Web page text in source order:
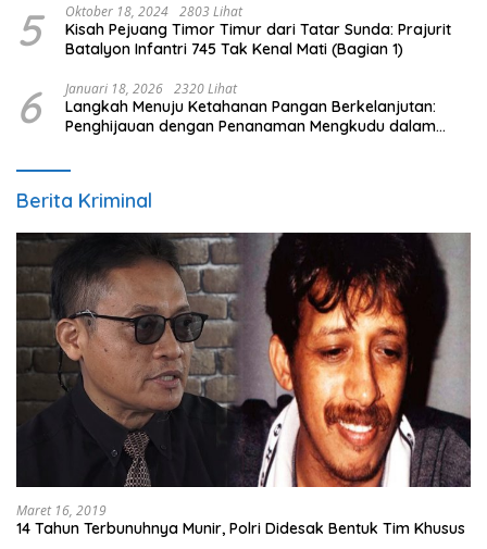
5 Oktober 18, 2024 2803 Lihat
Kisah Pejuang Timor Timur dari Tatar Sunda: Prajurit
Batalyon Infantri 745 Tak Kenal Mati (Bagian 1)
6 Januari 18, 2026 2320 Lihat
Langkah Menuju Ketahanan Pangan Berkelanjutan:
Penghijauan dengan Penanaman Mengkudu dalam
Berita Kriminal
Maret 16, 2019
14 Tahun Terbunuhnya Munir, Polri Didesak Bentuk Tim Khusus